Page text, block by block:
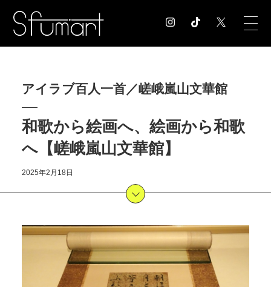
COLUMN コラム記事
EXHIBITION 展覧会情報
MUSEUM 美術館情報
NEWS お知らせ
CONTACT
アイラブ百人一首／嵯峨嵐山文華館
和歌から絵画へ、絵画から和歌
へ【嵯峨嵐山文華館】
2025年2月18日